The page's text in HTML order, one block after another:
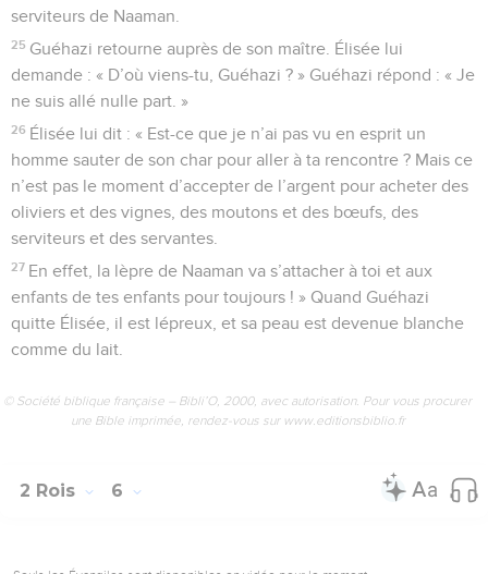
serviteurs de Naaman.
25 Guéhazi retourne auprès de son maître. Élisée lui
demande : « D’où viens-tu, Guéhazi ? » Guéhazi répond : « Je
ne suis allé nulle part. »
26 Élisée lui dit : « Est-ce que je n’ai pas vu en esprit un
homme sauter de son char pour aller à ta rencontre ? Mais ce
n’est pas le moment d’accepter de l’argent pour acheter des
oliviers et des vignes, des moutons et des bœufs, des
serviteurs et des servantes.
27 En effet, la lèpre de Naaman va s’attacher à toi et aux
enfants de tes enfants pour toujours ! » Quand Guéhazi
quitte Élisée, il est lépreux, et sa peau est devenue blanche
comme du lait.
© Société biblique française – Bibli’O, 2000, avec autorisation. Pour vous procurer
une Bible imprimée, rendez-vous sur www.editionsbiblio.fr
2 Rois 6